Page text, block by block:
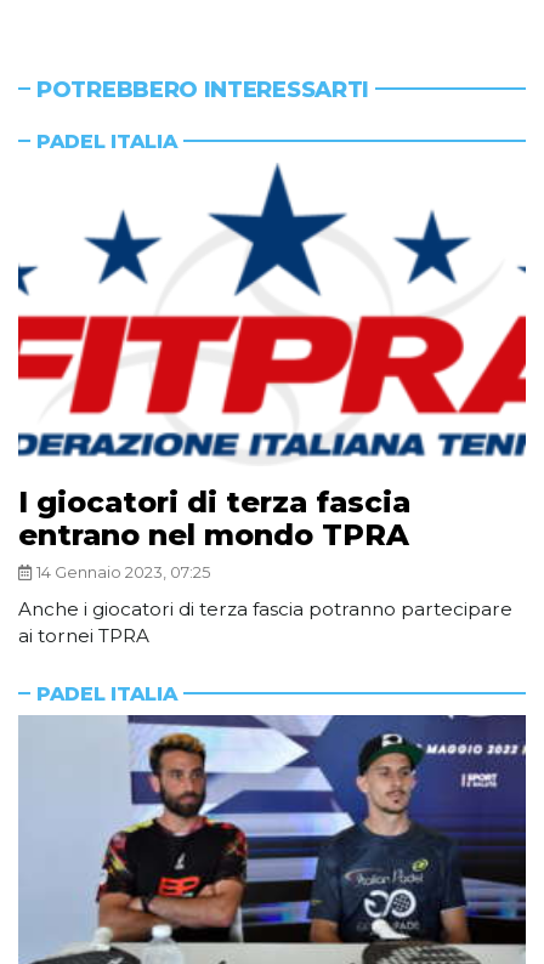
POTREBBERO INTERESSARTI
PADEL ITALIA
I giocatori di terza fascia
entrano nel mondo TPRA
14 Gennaio 2023, 07:25
Anche i giocatori di terza fascia potranno partecipare
ai tornei TPRA
PADEL ITALIA